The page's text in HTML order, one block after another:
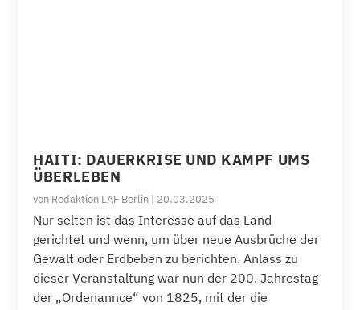
HAITI: DAUERKRISE UND KAMPF UMS
ÜBERLEBEN
von Redaktion LAF Berlin | 20.03.2025
Nur selten ist das Interesse auf das Land
gerichtet und wenn, um über neue Ausbrüche der
Gewalt oder Erdbeben zu berichten. Anlass zu
dieser Veranstaltung war nun der 200. Jahrestag
der „Ordenannce“ von 1825, mit der die